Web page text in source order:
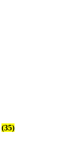
(35)